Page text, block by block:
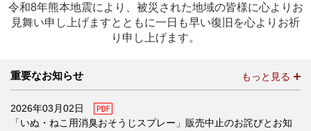
令和8年熊本地震により、被災された地域の皆様に心よりお
見舞い申し上げますとともに一日も早い復旧を心よりお祈
り申し上げます。
重要なお知らせ もっと見る
2026年03月02日
「いぬ・ねこ用消臭おそうじスプレー」販売中止のお詫びとお知